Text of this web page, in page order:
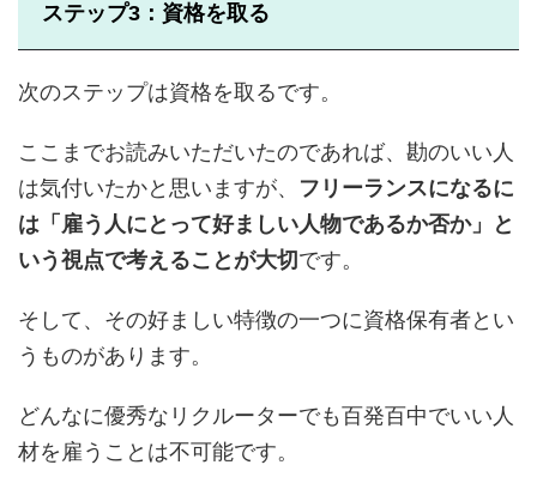
ステップ3：資格を取る
次のステップは資格を取るです。
ここまでお読みいただいたのであれば、勘のいい人
は気付いたかと思いますが、 フリーランスになるに
は「雇う人にとって好ましい人物であるか否か」と
いう視点で考えることが大切です。
そして、その好ましい特徴の一つに資格保有者とい
うものがあります。
どんなに優秀なリクルーターでも百発百中でいい人
材を雇うことは不可能です。